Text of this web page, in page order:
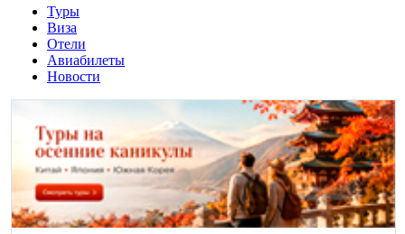
Туры
Виза
Отели
Авиабилеты
Новости